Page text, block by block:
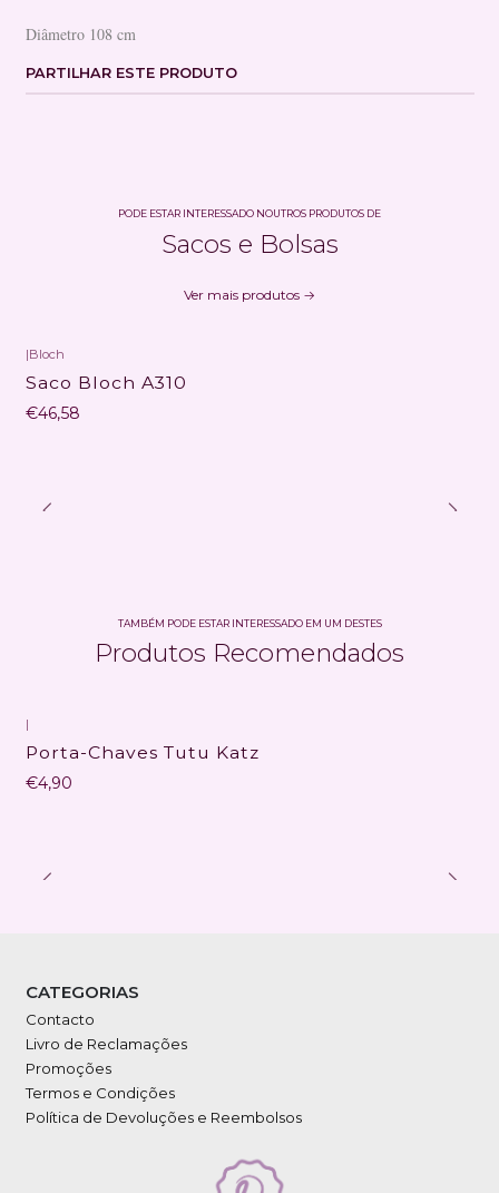
Diâmetro 108 cm
PARTILHAR ESTE PRODUTO
PODE ESTAR INTERESSADO NOUTROS PRODUTOS DE
Sacos e Bolsas
Ver mais produtos
|Bloch
Saco Bloch A310
€46,58
TAMBÉM PODE ESTAR INTERESSADO EM UM DESTES
Produtos Recomendados
|
Porta-Chaves Tutu Katz
€4,90
CATEGORIAS
Contacto
Livro de Reclamações
Promoções
Termos e Condições
Política de Devoluções e Reembolsos